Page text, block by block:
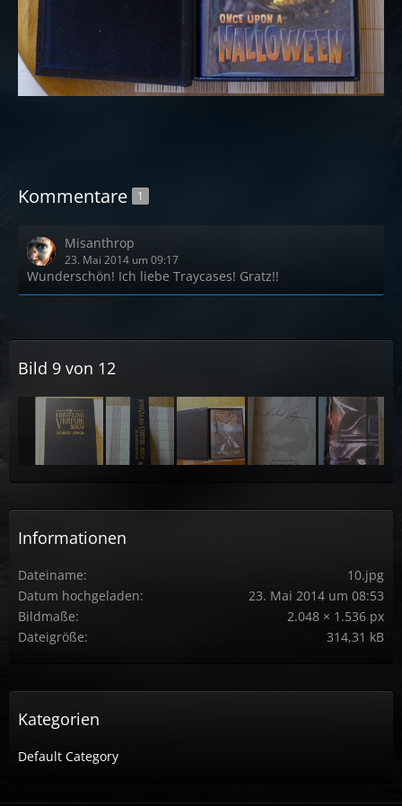
Kommentare 1
Misanthrop
23. Mai 2014 um 09:17
Wunderschön! Ich liebe Traycases! Gratz!!
Bild 9 von 12
Informationen
Dateiname
10.jpg
Datum hochgeladen
23. Mai 2014 um 08:53
Bildmaße
2.048 × 1.536 px
Dateigröße
314,31 kB
Kategorien
Default Category